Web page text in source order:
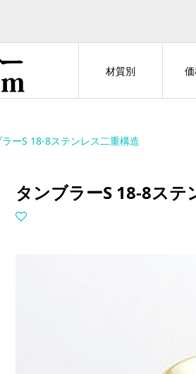
材質別
ラーS 18-8ステンレス二重構造
タンブラーS 18-8ステ